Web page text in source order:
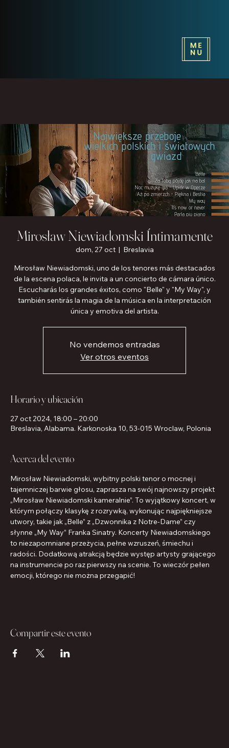
Mirosław Niewiadomski Íntimamente
dom, 27 oct
  |
Breslavia
Mirosław Niewiadomski, uno de los tenores más destacados
de la escena polaca, le invita a un concierto de cámara único.
Escucharás los grandes éxitos, como "Belle" y "My Way", y
también sentirás la magia de la música en la interpretación
única y emotiva del artista.
No vendemos entradas
Ver otros eventos
Horario y ubicación
27 oct 2024, 18:00 – 20:00
Breslavia, Alabama. Karkonoska 10, 53-015 Wroclaw, Polonia
Acerca del evento
Mirosław Niewiadomski, wybitny polski tenor o mocnej i
tajemniczej barwie głosu, zaprasza na swój najnowszy projekt
„Mirosław Niewiadomski kameralnie”. To wyjątkowy koncert, w
którym połączy klasykę z rozrywką, wykonując najpiękniejsze
utwory, takie jak „Belle” z „Dzwonnika z Notre-Dame” czy
słynne „My Way” Franka Sinatry. Koncerty Niewiadomskiego
to niezapomniane przeżycia, pełne wzruszeń, śmiechu i
radości. Dodatkową atrakcją będzie występ artysty grającego
na instrumencie po raz pierwszy na scenie. To wieczór pełen
emocji, którego nie można przegapić!
Compartir este evento